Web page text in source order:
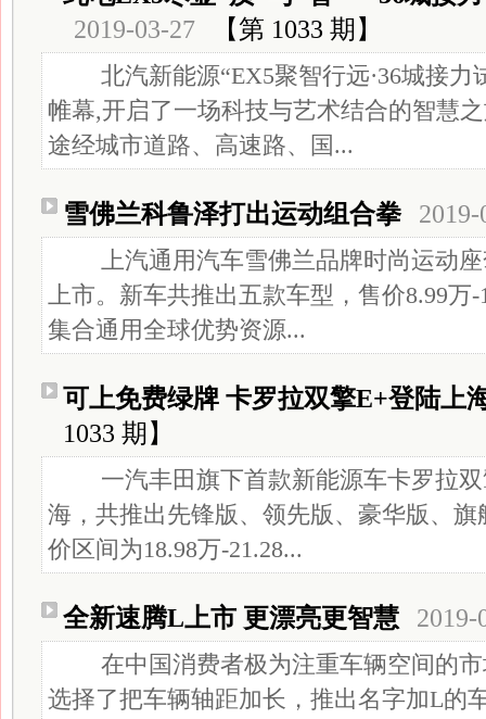
2019-03-27
【第 1033 期】
北汽新能源“EX5聚智行远·36城接力
帷幕,开启了一场科技与艺术结合的智慧
途经城市道路、高速路、国...
雪佛兰科鲁泽打出运动组合拳
上汽通用汽车雪佛兰品牌时尚运动座
上市。新车共推出五款车型，售价8.99万
集合通用全球优势资源...
可上免费绿牌 卡罗拉双擎E+登陆上
1033 期】
一汽丰田旗下首款新能源车卡罗拉双
海，共推出先锋版、领先版、豪华版、
价区间为18.98万-21.28...
全新速腾L上市 更漂亮更智慧 2019-
在中国消费者极为注重车辆空间的市
选择了把车辆轴距加长，推出名字加L的